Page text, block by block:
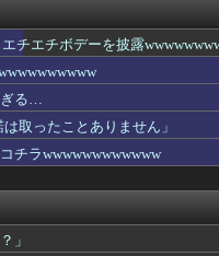
キング…TOP5がこちらｗｗ...
・
を絶賛されるｗｗｗｗｗｗｗ...
！
言にブチギレｗｗｗｗｗ(※動...
うｗｗｗwｗｗｗｗｗｗｗｗ❤
んみたいになってしまう⇒！...
チエチボデーを披露
ぎる…
取ったことありません」
チラwwwwwwwwwwww
」